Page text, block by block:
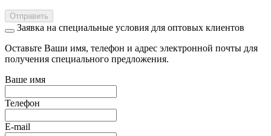
Отправить
Заявка на специальные условия для оптовых клиентов
Оставьте Ваши имя, телефон и адрес электронной почты для
получения специального предложения.
Ваше имя
Телефон
E-mail